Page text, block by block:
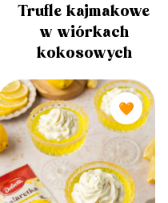
Trufle kajmakowe
w wiórkach
kokosowych
🧡